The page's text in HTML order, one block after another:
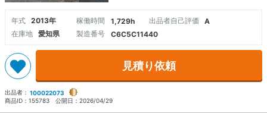
年式 2013年 稼働時間 1,729h 出品者自己評価
A
在庫地
愛知県 製造番号 C6C5C11440
見積り依頼
出品者： 100022073
商品ID： 155783 公開日： 2026/04/29